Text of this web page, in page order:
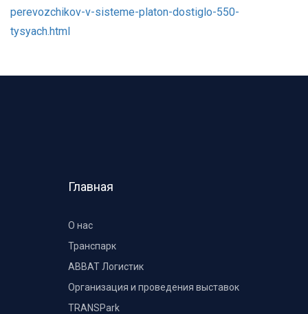
perevozchikov-v-sisteme-platon-dostiglo-550-
tysyach.html
Главная
О нас
Транспарк
ABBAT Логистик
Организация и проведения выставок
TRANSPark